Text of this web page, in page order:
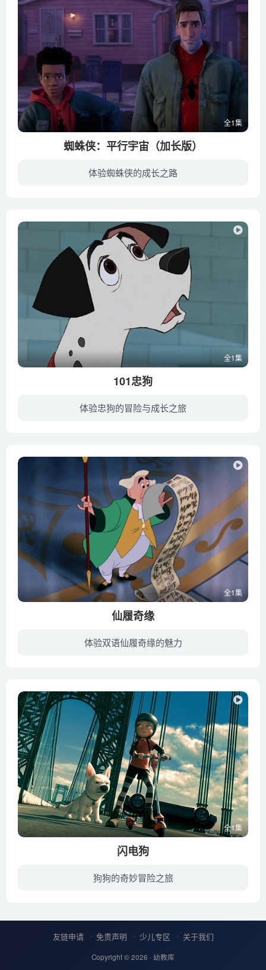
全1集
蜘蛛侠：平行宇宙（加长版）
体验蜘蛛侠的成长之路
全1集
101忠狗
体验忠狗的冒险与成长之旅
全1集
仙履奇缘
体验双语仙履奇缘的魅力
全1集
闪电狗
狗狗的奇妙冒险之旅
友链申请 免责声明 少儿专区 关于我们
Copyright © 2026 · 幼教库